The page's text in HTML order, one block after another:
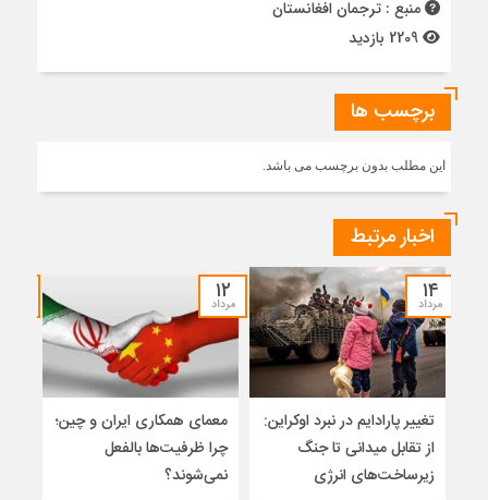
منبع : ترجمان افغانستان
برچسب ها
این مطلب بدون برچسب می باشد.
اخبار مرتبط
۱۴
مرداد
تغییر پارادایم در نبرد اوکراین:
از تقابل میدانی تا جنگ
زیرساخت‌های انرژی
۱۲
مرداد
معمای همکاری ایران و چین؛
چرا ظرفیت‌ها بالفعل
نمی‌شوند؟